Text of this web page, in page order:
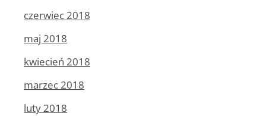
czerwiec 2018
maj 2018
kwiecień 2018
marzec 2018
luty 2018